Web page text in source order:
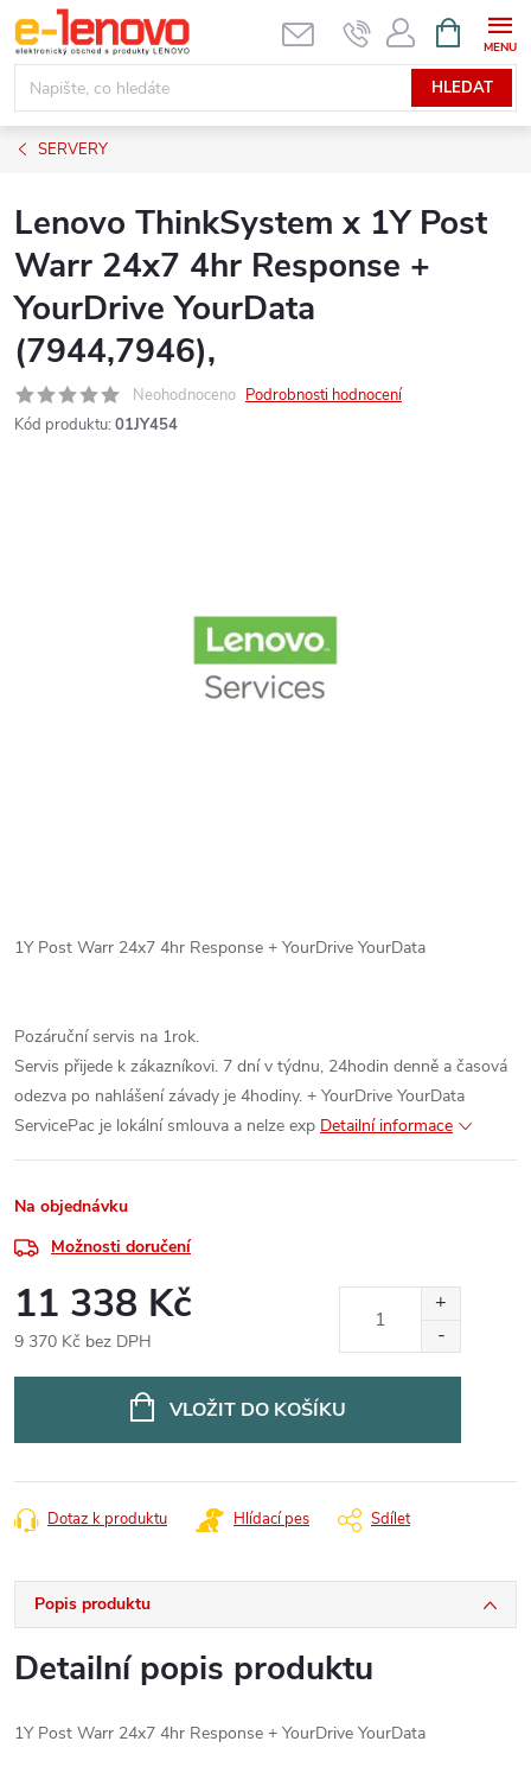
Přejít
na
obsah
HLEDAT
NÁKUPNÍ
KOŠÍK
SERVERY
Lenovo ThinkSystem x 1Y Post
Warr 24x7 4hr Response +
YourDrive YourData
(7944,7946),
Neohodnoceno Podrobnosti hodnocení
Kód produktu: 01JY454
1Y Post Warr 24x7 4hr Response + YourDrive YourData
Pozáruční servis na 1rok.
Servis přijede k zákazníkovi. 7 dní v týdnu, 24hodin denně a časová
odezva po nahlášení závady je 4hodiny. + YourDrive YourData
ServicePac je lokální smlouva a nelze exp Detailní informace
Na objednávku
Možnosti doručení
11 338 Kč
9 370 Kč bez DPH
VLOŽIT DO KOŠÍKU
Dotaz k produktu Hlídací pes Sdílet
Popis produktu
Detailní popis produktu
1Y Post Warr 24x7 4hr Response + YourDrive YourData